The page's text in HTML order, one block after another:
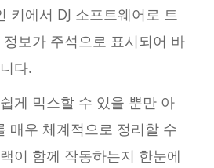
키에서 DJ 소프트웨어로 트
보가 주석으로 표시되어 바
다.
게 믹스할 수 있을 뿐만 아
매우 체계적으로 정리할 수
이 함께 작동하는지 한눈에